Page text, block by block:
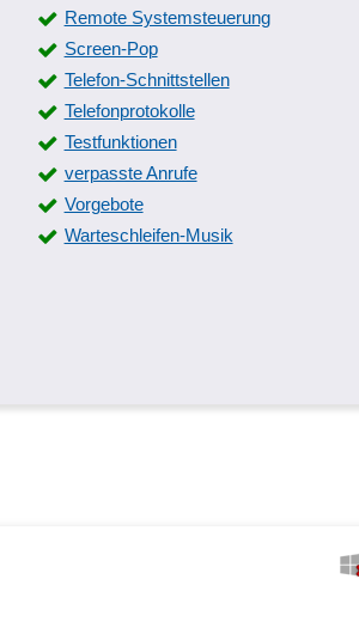
Remote Systemsteuerung
Screen-Pop
Telefon-Schnittstellen
Telefonprotokolle
Testfunktionen
verpasste Anrufe
Vorgebote
Warteschleifen-Musik